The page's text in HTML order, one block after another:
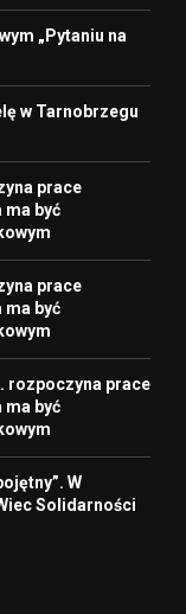
„Pytaniu na
w Tarnobrzegu
prace
być
prace
być
rozpoczyna prace
być
W
Solidarności